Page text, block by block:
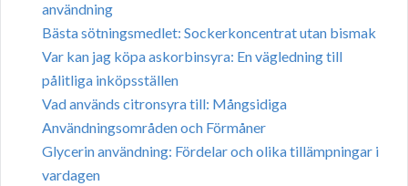
användning
Bästa sötningsmedlet: Sockerkoncentrat utan bismak
Var kan jag köpa askorbinsyra: En vägledning till
pålitliga inköpsställen
Vad används citronsyra till: Mångsidiga
Användningsområden och Förmåner
Glycerin användning: Fördelar och olika tillämpningar i
vardagen